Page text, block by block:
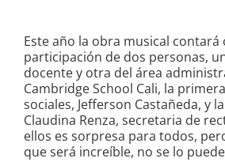
Este año la obra musical contará
participación de dos personas,
docente y otra del área
Cambridge School Cali, la
sociales, Jefferson Castañeda, y
Claudina Renza, secretaria de
ellos es sorpresa para todos,
que será increíble, no se lo